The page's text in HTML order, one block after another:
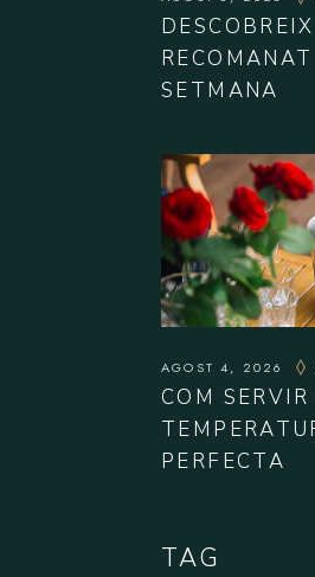
SETMANA
AGOST 4, 2026
COM
PERFECTA
TAG